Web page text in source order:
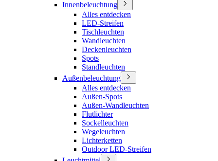
Innenbeleuchtung
Alles entdecken
LED-Streifen
Tischleuchten
Wandleuchten
Deckenleuchten
Spots
Standleuchten
Außenbeleuchtung
Alles entdecken
Außen-Spots
Außen-Wandleuchten
Flutlichter
Sockelleuchten
Wegeleuchten
Lichterketten
Outdoor LED-Streifen